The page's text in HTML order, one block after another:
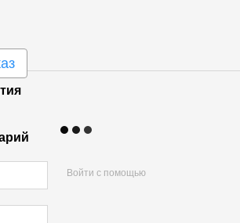
Войти с помощью